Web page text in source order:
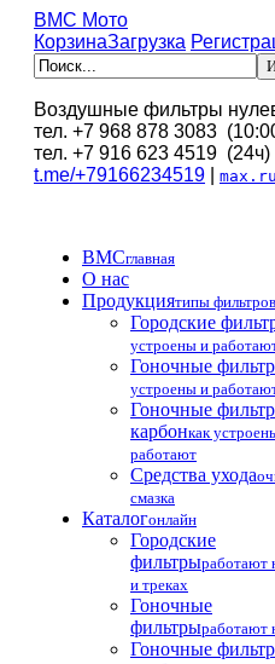
BMC Мото
КорзинаЗагрузка
Воздушные фильтры
тел. +7 968 878 3083
тел. +7 916 623 4519
t.me/+79166234519
BMCглавная
О нас
Продукциятипы фильтров
Городские
устроены и
Гоночные
устроены и
Гоночные
карбонкак
работают
Средства ухода
смазка
Каталогонлайн
Городские
фильтрыработают
и треках
Гоночные
фильтрыработают
Гоночные